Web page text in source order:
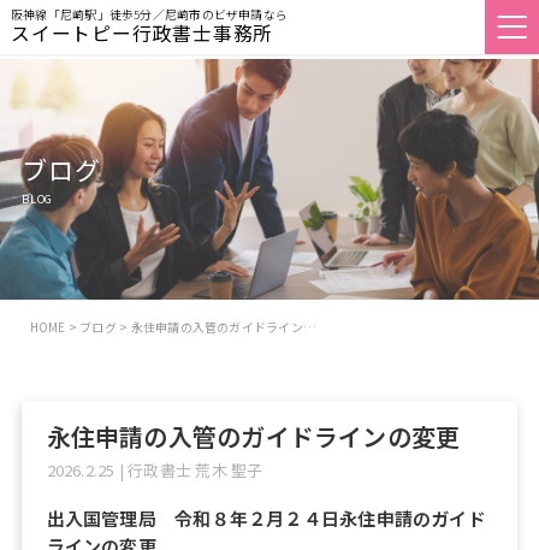
阪神線「尼崎駅」徒歩5分／尼崎市のビザ申請なら
スイートピー行政書士事務所
ブログ
BLOG
HOME > ブログ > 永住申請の入管のガイドライン…
永住申請の入管のガイドラインの変更
2026.2.25 |行政書士 荒木 聖子
出入国管理局 令和８年２月２４日永住申請のガイド